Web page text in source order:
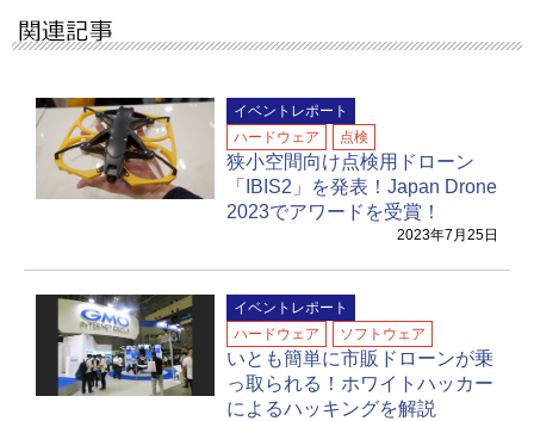
イベントレポート
ハードウェア
点検
狭⼩空間向け点検用ドローン
「IBIS2」を発表！Japan Drone
2023でアワードを受賞！
2023年7月25日
イベントレポート
ハードウェア
ソフトウェア
いとも簡単に市販ドローンが乗
っ取られる！ホワイトハッカー
によるハッキングを解説